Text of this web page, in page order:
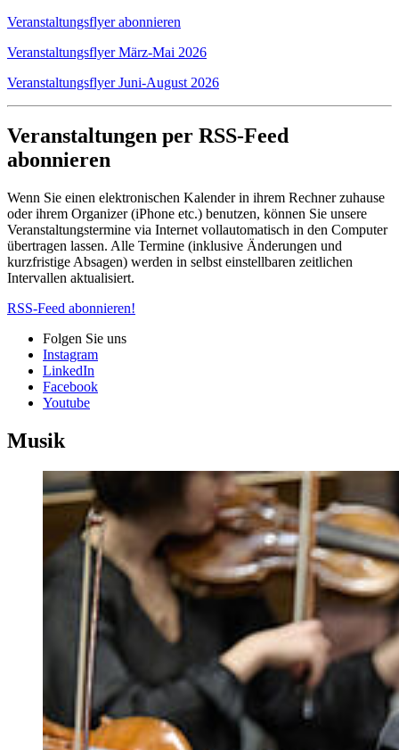
Veranstaltungsflyer abonnieren
Veranstaltungsflyer März-Mai 2026
Veranstaltungsflyer Juni-August 2026
Veranstaltungen per RSS-Feed
abonnieren
Wenn Sie einen elektronischen Kalender in ihrem Rechner zuhause
oder ihrem Organizer (iPhone etc.) benutzen, können Sie unsere
Veranstaltungstermine via Internet vollautomatisch in den Computer
übertragen lassen. Alle Termine (inklusive Änderungen und
kurzfristige Absagen) werden in selbst einstellbaren zeitlichen
Intervallen aktualisiert.
RSS-Feed abonnieren!
Folgen Sie uns
Instagram
LinkedIn
Facebook
Youtube
Musik